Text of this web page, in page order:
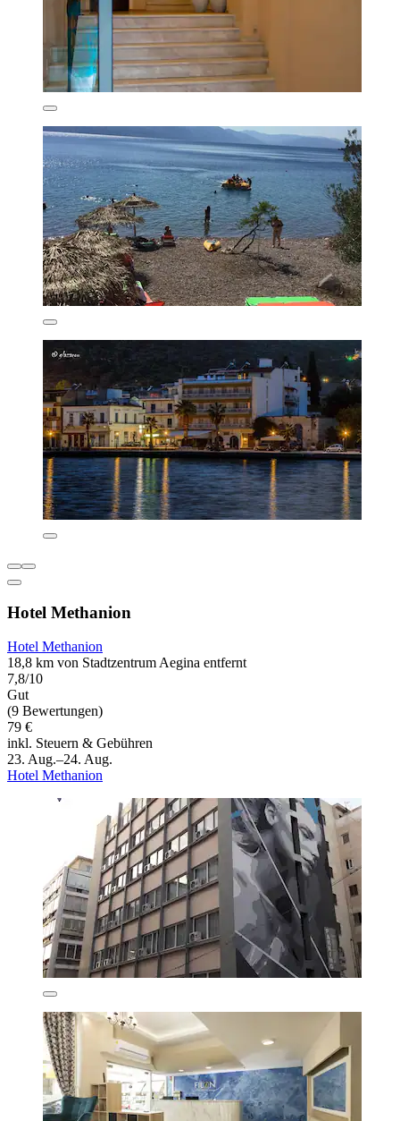
Hotel Methanion
Hotel Methanion
18,8 km von Stadtzentrum Aegina entfernt
7,8/10
Gut
(9 Bewertungen)
79 €
inkl. Steuern & Gebühren
23. Aug.–24. Aug.
Hotel Methanion